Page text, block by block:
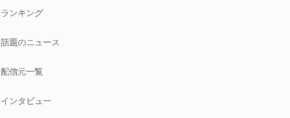
ランキング
話題のニュース
配信元一覧
インタビュー